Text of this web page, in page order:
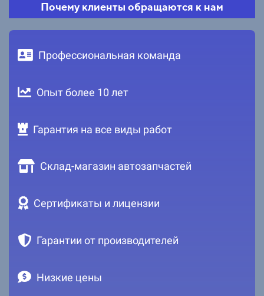
Почему клиенты обращаются к нам
Профессиональная команда
Опыт более 10 лет
Гарантия на все виды работ
Склад-магазин автозапчастей
Сертификаты и лицензии
Гарантии от производителей
Низкие цены